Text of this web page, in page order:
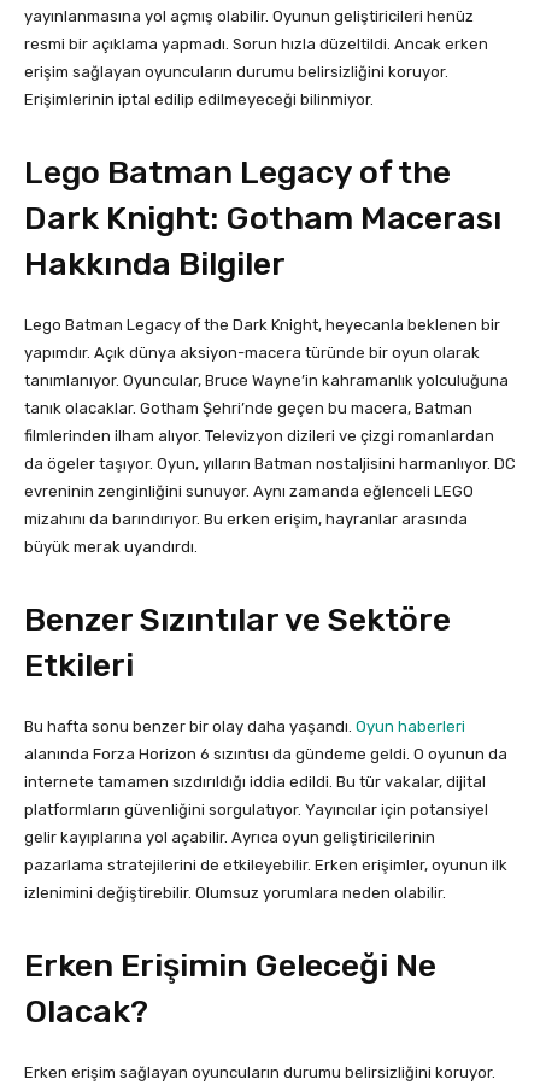
yayınlanmasına yol açmış olabilir. Oyunun geliştiricileri henüz
resmi bir açıklama yapmadı. Sorun hızla düzeltildi. Ancak erken
erişim sağlayan oyuncuların durumu belirsizliğini koruyor.
Erişimlerinin iptal edilip edilmeyeceği bilinmiyor.
Lego Batman Legacy of the
Dark Knight: Gotham Macerası
Hakkında Bilgiler
Lego Batman Legacy of the Dark Knight, heyecanla beklenen bir
yapımdır. Açık dünya aksiyon-macera türünde bir oyun olarak
tanımlanıyor. Oyuncular, Bruce Wayne’in kahramanlık yolculuğuna
tanık olacaklar. Gotham Şehri’nde geçen bu macera, Batman
filmlerinden ilham alıyor. Televizyon dizileri ve çizgi romanlardan
da ögeler taşıyor. Oyun, yılların Batman nostaljisini harmanlıyor. DC
evreninin zenginliğini sunuyor. Aynı zamanda eğlenceli LEGO
mizahını da barındırıyor. Bu erken erişim, hayranlar arasında
büyük merak uyandırdı.
Benzer Sızıntılar ve Sektöre
Etkileri
Bu hafta sonu benzer bir olay daha yaşandı. Oyun haberleri
alanında Forza Horizon 6 sızıntısı da gündeme geldi. O oyunun da
internete tamamen sızdırıldığı iddia edildi. Bu tür vakalar, dijital
platformların güvenliğini sorgulatıyor. Yayıncılar için potansiyel
gelir kayıplarına yol açabilir. Ayrıca oyun geliştiricilerinin
pazarlama stratejilerini de etkileyebilir. Erken erişimler, oyunun ilk
izlenimini değiştirebilir. Olumsuz yorumlara neden olabilir.
Erken Erişimin Geleceği Ne
Olacak?
Erken erişim sağlayan oyuncuların durumu belirsizliğini koruyor.